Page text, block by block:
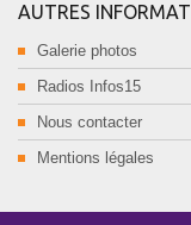
AUTRES
Galerie photos
Radios Infos15
Nous contacter
Mentions légales